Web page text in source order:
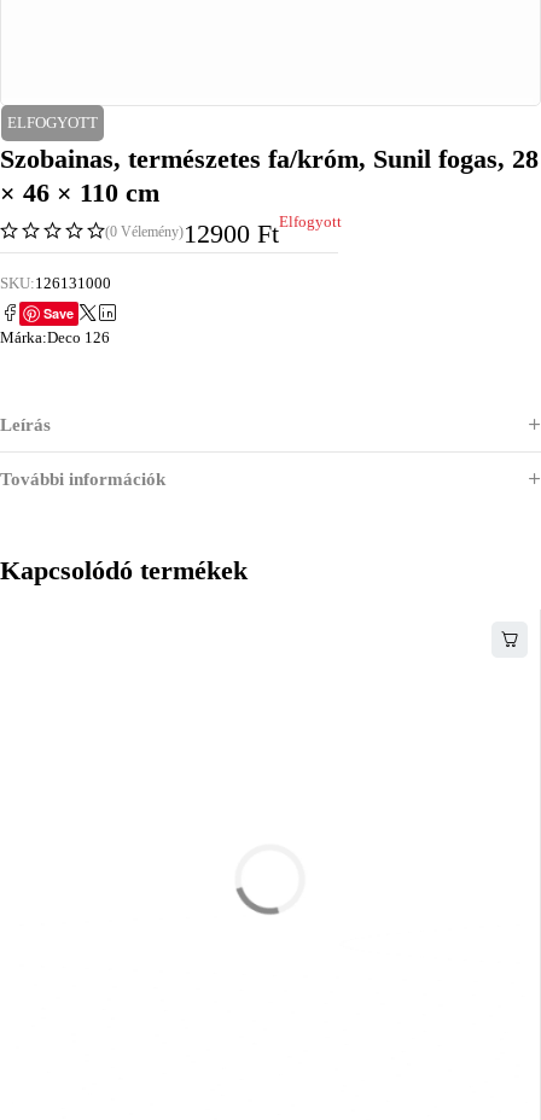
ELFOGYOTT
Szobainas, természetes fa/króm, Sunil fogas, 28
× 46 × 110 cm
(0 Vélemény)12900 FtElfogyott
SKU:126131000
Save
Márka:Deco 126
Leírás
További információk
Kapcsolódó termékek